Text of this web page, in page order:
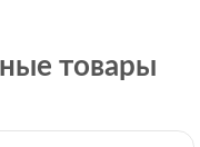
товары